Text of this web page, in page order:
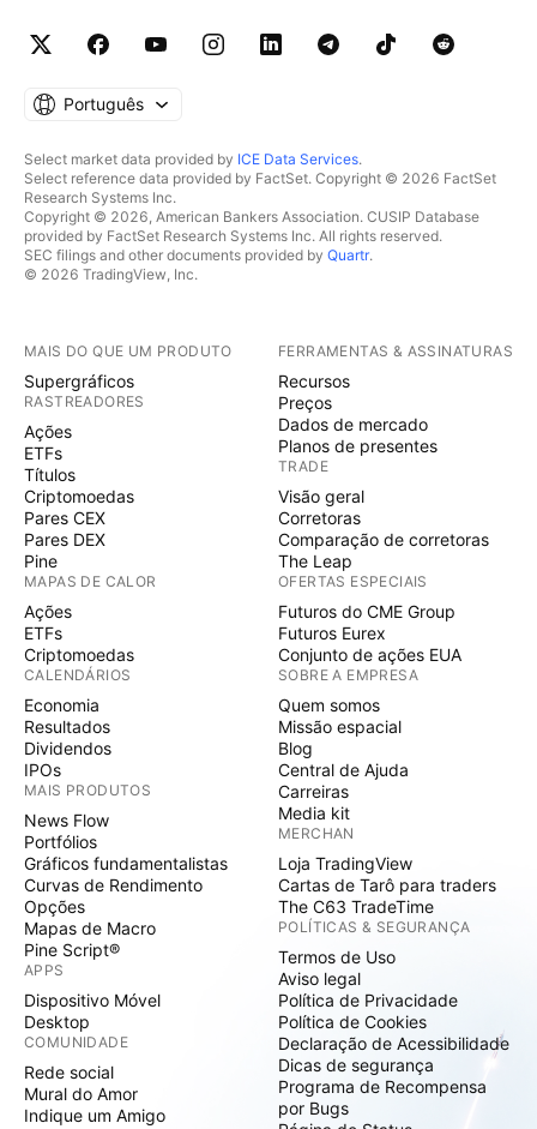
Português
Select market data provided by ICE Data Services.
Select reference data provided by FactSet. Copyright © 2026 FactSet
Research Systems Inc.
Copyright © 2026, American Bankers Association. CUSIP Database
provided by FactSet Research Systems Inc. All rights reserved.
SEC filings and other documents provided by Quartr.
© 2026 TradingView, Inc.
MAIS DO QUE UM PRODUTO
Supergráficos
RASTREADORES
Ações
ETFs
Títulos
Criptomoedas
Pares CEX
Pares DEX
Pine
MAPAS DE CALOR
Ações
ETFs
Criptomoedas
CALENDÁRIOS
Economia
Resultados
Dividendos
IPOs
MAIS PRODUTOS
News Flow
Portfólios
Gráficos fundamentalistas
Curvas de Rendimento
Opções
Mapas de Macro
Pine Script®
APPS
Dispositivo Móvel
Desktop
COMUNIDADE
Rede social
Mural do Amor
Indique um Amigo
FERRAMENTAS & ASSINATURAS
Recursos
Preços
Dados de mercado
Planos de presentes
TRADE
Visão geral
Corretoras
Comparação de corretoras
The Leap
OFERTAS ESPECIAIS
Futuros do CME Group
Futuros Eurex
Conjunto de ações EUA
SOBRE A EMPRESA
Quem somos
Missão espacial
Blog
Central de Ajuda
Carreiras
Media kit
MERCHAN
Loja TradingView
Cartas de Tarô para traders
The C63 TradeTime
POLÍTICAS & SEGURANÇA
Termos de Uso
Aviso legal
Política de Privacidade
Política de Cookies
Declaração de Acessibilidade
Dicas de segurança
Programa de Recompensa
por Bugs